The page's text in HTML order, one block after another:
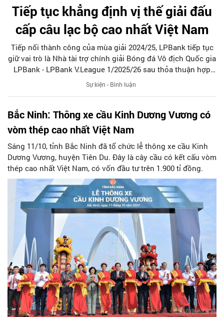
Tiếp tục khẳng định vị thế giải đấu
cấp câu lạc bộ cao nhất Việt Nam
Tiếp nối thành công của mùa giải 2024/25, LPBank tiếp tục
giữ vai trò là Nhà tài trợ chính giải Bóng đá Vô địch Quốc gia
LPBank - LPBank V.League 1/2025/26 sau thỏa thuận hợp
tác với Tập đoàn FPT được ký kết ngày 8/8.
Sự kiện - Bình luận
Bắc Ninh: Thông xe cầu Kinh Dương Vương có
vòm thép cao nhất Việt Nam
Sáng 11/10, tỉnh Bắc Ninh đã tổ chức lễ thông xe cầu Kinh
Dương Vương, huyện Tiên Du. Đây là cây cầu có kết cấu vòm
thép cao nhất Việt Nam, có vốn đầu tư trên 1.900 tỉ đồng.